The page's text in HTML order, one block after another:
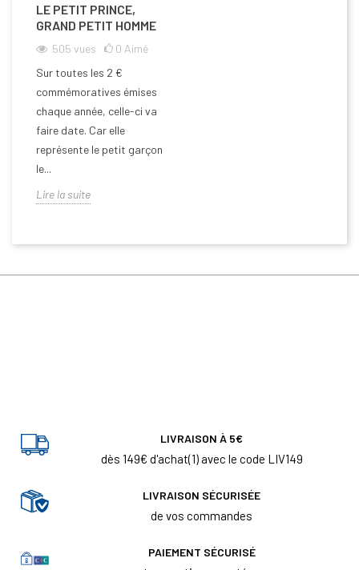
LE PETIT PRINCE,
GRAND PETIT HOMME
505 vues 0 Aimé
Sur toutes les 2 €
commémoratives émises
chaque année, celle-ci va
faire date. Car elle
représente le petit garçon
le...
Lire la suite
LIVRAISON À 5€
dès 149€ d'achat(1) avec le code LIV149
LIVRAISON SÉCURISÉE
de vos commandes
PAIEMENT SÉCURISÉ